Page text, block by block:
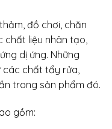
đồ chơi, chăn
liệu nhân tạo,
dị ứng. Những
chất tẩy rửa,
trong sản phẩm đó.
gồm: